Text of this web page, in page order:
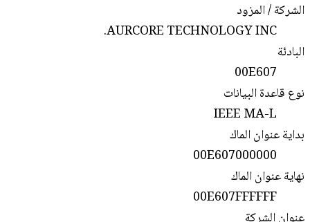
الشركة / المزود
AURCORE TECHNOLOGY INC.
البادئة
00E607
نوع قاعدة البيانات
IEEE MA-L
بداية عنوان الماك
00E607000000
نهاية عنوان الماك
00E607FFFFFF